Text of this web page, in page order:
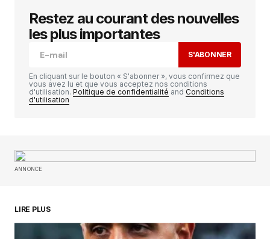
Votre adresse e-mail ne sera pas publiée. Les
champs obligatoires sont indiqués avec
Enregistrer mon nom, mon e-mail et mon
commentaire.
Restez au courant des nouvelles
les plus importantes
S'ABONNER
En cliquant sur le bouton « S'abonner », vous confirmez que
vous avez lu et que vous acceptez nos conditions
d'utilisation. Politique de confidentialité and Conditions
d'utilisation
ANNONCE
LIRE PLUS